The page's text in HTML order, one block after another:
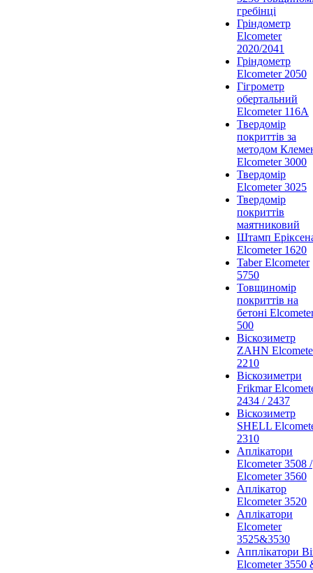
гребінці
Гріндометр
Elcometer
2020/2041
Гріндометр
Elcometer 2050
Гігрометр
обертальний
Elcometer 116A
Твердомір
покриттів за
методом
Elcometer 3000
Твердомір
Elcometer 3025
Твердомір
покриттів
маятниковий
Штамп
Elcometer 1620
Taber Elcometer
5750
Товщиномір
покриттів на
бетоні
500
Віскозиметр
ZAHN
2210
Віскозиметри
Frikmar
2434 / 2437
Віскозиметр
SHELL
2310
Аплікатори
Elcometer 3508 /
Elcometer 3560
Аплікатор
Elcometer 3520
Аплікатори
Elcometer
3525&3530
Апплікатори
Elcometer 3550